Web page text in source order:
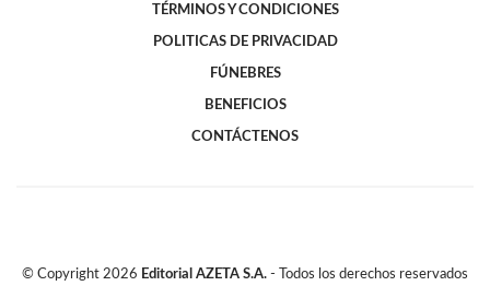
TÉRMINOS Y CONDICIONES
POLITICAS DE PRIVACIDAD
FÚNEBRES
BENEFICIOS
CONTÁCTENOS
© Copyright 2026 Editorial AZETA S.A. - Todos los derechos reservados